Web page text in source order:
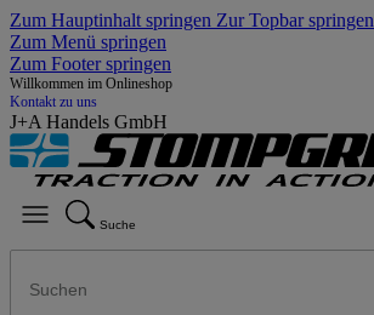
Zum Hauptinhalt springen Zur Topbar springen
Zum Menü springen
Zum Footer springen
Willkommen im Onlineshop
Kontakt zu uns
J+A Handels GmbH
Suche